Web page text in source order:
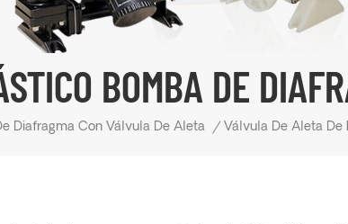
BOMBA DE
Diafragma Con Válvula De Aleta /